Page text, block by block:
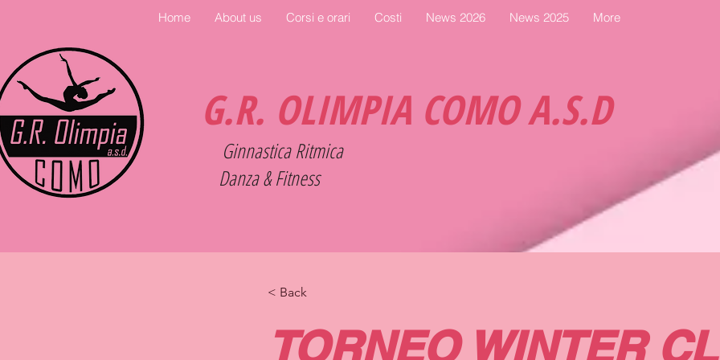
Home About us Corsi e orari Costi News 2026 News 2025 More
G.R. OLIMPIA COMO A.S.D
Ginnastica Ritmica
Danza & Fitness
< Back
TORNEO WINTER